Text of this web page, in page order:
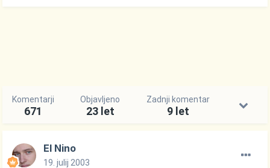
Komentarji
671
Objavljeno
23 let
Zadnji komentar
9 let
El Nino
19. julij 2003